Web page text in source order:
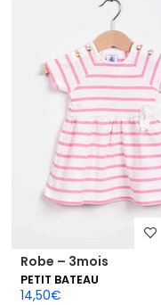
Robe – 3mois
PETIT BATEAU
14,50€